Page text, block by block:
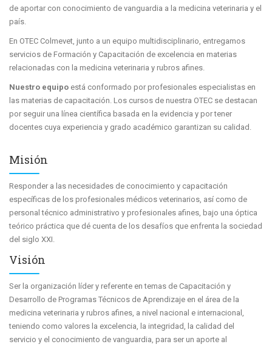
de aportar con conocimiento de vanguardia a la medicina veterinaria y el
país.
En OTEC Colmevet, junto a un equipo multidisciplinario, entregamos
servicios de Formación y Capacitación de excelencia en materias
relacionadas con la medicina veterinaria y rubros afines.
Nuestro equipo está conformado por profesionales especialistas en
las materias de capacitación. Los cursos de nuestra OTEC se destacan
por seguir una línea científica basada en la evidencia y por tener
docentes cuya experiencia y grado académico garantizan su calidad.
Misión
Responder a las necesidades de conocimiento y capacitación
específicas de los profesionales médicos veterinarios, así como de
personal técnico administrativo y profesionales afines, bajo una óptica
teórico práctica que dé cuenta de los desafíos que enfrenta la sociedad
del siglo XXI.
Visión
Ser la organización líder y referente en temas de Capacitación y
Desarrollo de Programas Técnicos de Aprendizaje en el área de la
medicina veterinaria y rubros afines, a nivel nacional e internacional,
teniendo como valores la excelencia, la integridad, la calidad del
servicio y el conocimiento de vanguardia, para ser un aporte al